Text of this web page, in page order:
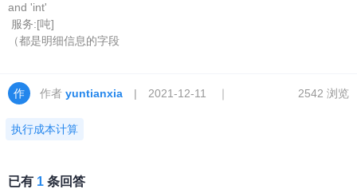
and 'int'
服务:[吨]
（都是明细信息的字段
作者 yuntianxia | 2021-12-11 ｜
执行成本计算
2542 浏览
已有 1 条回答